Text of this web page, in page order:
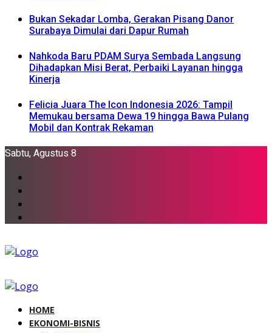
Bukan Sekadar Lomba, Gerakan Pisang Danor
Surabaya Dimulai dari Dapur Rumah
Nahkoda Baru PDAM Surya Sembada Langsung
Dihadapkan Misi Berat, Perbaiki Layanan hingga
Kinerja
Felicia Juara The Icon Indonesia 2026: Tampil
Memukau bersama Dewa 19 hingga Bawa Pulang
Mobil dan Kontrak Rekaman
Sabtu, Agustus 8
HOME
EKONOMI-BISNIS